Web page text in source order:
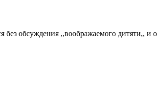
обсуждения ,,воображаемого дитяти,, и